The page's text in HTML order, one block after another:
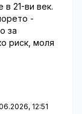
21-ви век.
-
за
риск, моля
12:51